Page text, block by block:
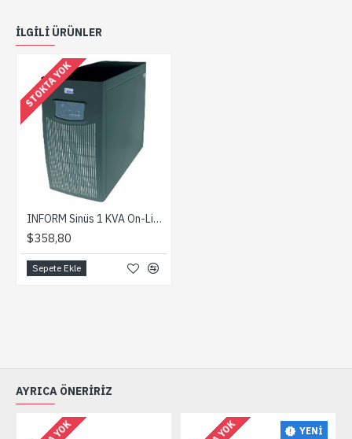
ILGILI ÜRÜNLER
STOKTA YOK
INFORM Sinüs 1 KVA On-Line 7-15dk 3x7Ah KGK
$358,80
Sepete Ekle
AYRICA ÖNERIRIZ
YENI